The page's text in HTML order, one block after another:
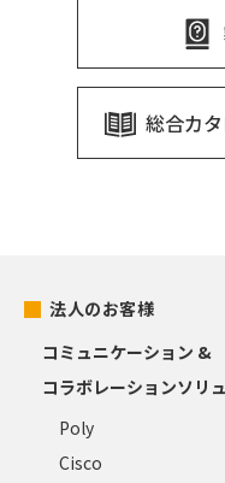
総合カ
法人のお客様
コミュニケーション &
コラボレーションソリ
Poly
Cisco